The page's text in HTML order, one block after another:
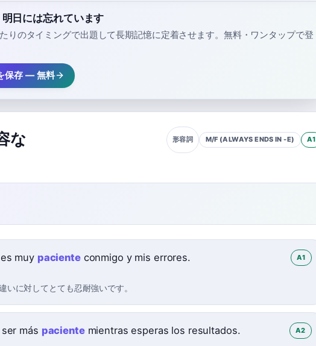
日には忘れています
りのタイミングで出題して長期記憶に定着させます。無料・ワンタップで登
保存 — 無料
な 形容詞 M/F (ALWAYS ENDS IN -E) A1
muy pacienteconmigo y mis errores. A1
いに対してとても忍耐強いです。
más pacientemientras esperas los resultados. A2